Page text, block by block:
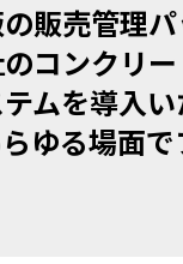
販売管理
コンクリ
ムを導入
ゆる場面